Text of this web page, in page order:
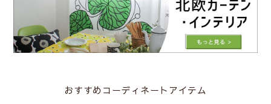
おすすめコーディネートアイテム